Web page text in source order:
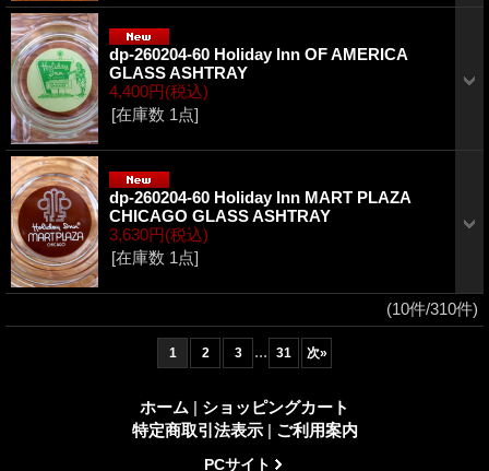
dp-260204-60 Holiday Inn OF AMERICA
GLASS ASHTRAY
4,400円(税込)
[在庫数 1点]
dp-260204-60 Holiday Inn MART PLAZA
CHICAGO GLASS ASHTRAY
3,630円(税込)
[在庫数 1点]
(10件/310件)
1 2 3 ... 31 次»
ホーム | ショッピングカート
特定商取引法表示 | ご利用案内
PCサイト